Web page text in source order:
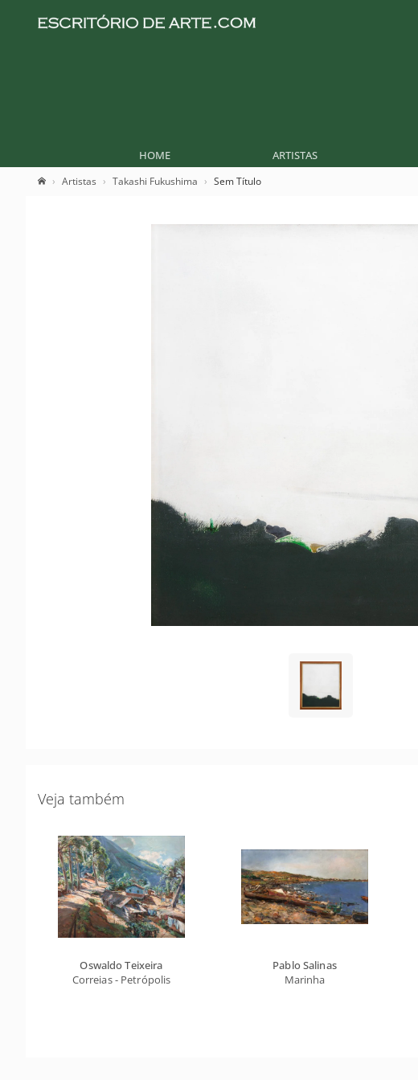
HOME ARTISTAS
Artistas Takashi Fukushima Sem Título
Veja também
Oswaldo Teixeira
Correias - Petrópolis
Pablo Salinas
Marinha